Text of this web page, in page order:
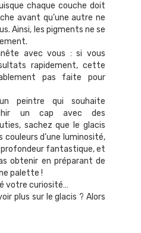
chaque couche doit
avant qu'une autre ne
Ainsi, les pigments ne se
avec vous : si vous
rapidement, cette
pas faite pour
peintre qui souhaite
un cap avec des
sachez que le glacis
couleurs d’une luminosité,
fantastique, et
obtenir en préparant de
palette !
votre curiosité…
plus sur le glacis ? Alors